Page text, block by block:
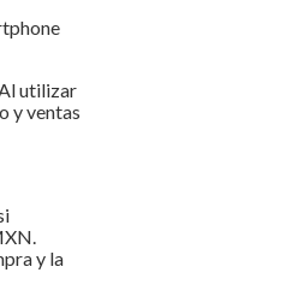
utilizar
y ventas
y la